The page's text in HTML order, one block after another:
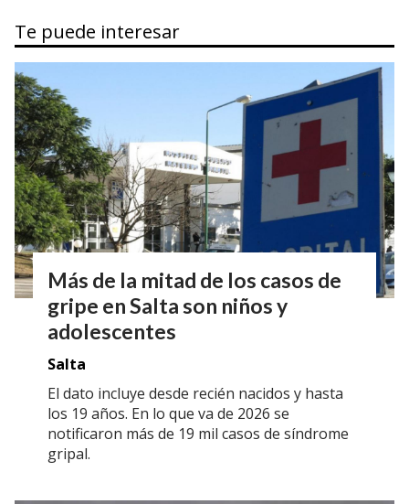
Te puede interesar
Más de la mitad de los casos de
gripe en Salta son niños y
adolescentes
Salta
El dato incluye desde recién nacidos y hasta
los 19 años. En lo que va de 2026 se
notificaron más de 19 mil casos de síndrome
gripal.